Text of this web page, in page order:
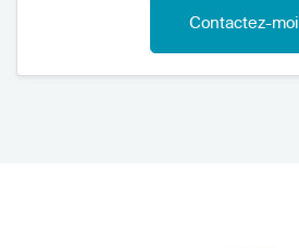
Contactez-moi